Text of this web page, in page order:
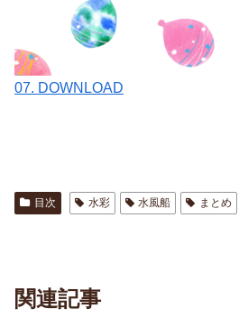
07. DOWNLOAD
目次 水彩 水風船 まとめ
関連記事